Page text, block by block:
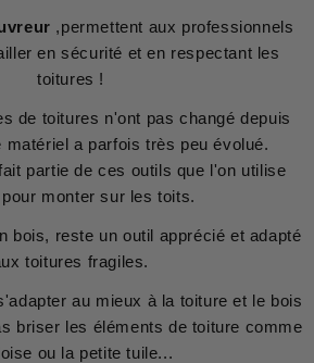
,permettent aux professionnels
en sécurité et en respectant les
toitures !
de toitures n'ont pas changé depuis
a parfois très peu évolué.
partie de ces outils que l'on utilise
monter sur les toits.
bois, reste un outil apprécié et adapté
toitures fragiles.
au mieux à la toiture et le bois
briser les éléments de toiture comme
ou la petite tuile...